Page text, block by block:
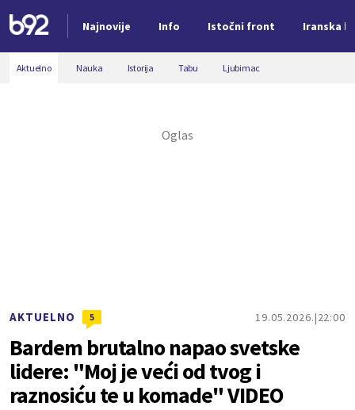
Najnovije Info Istočni front Iranska
Nova vest
Aktuelno Nauka Istorija Tabu Ljubimac
AKTUELNO 5 19.05.2026. 22:00
Bardem brutalno napao svetske
lidere: "Moj je veći od tvog i
raznosiću te u komade" VIDEO